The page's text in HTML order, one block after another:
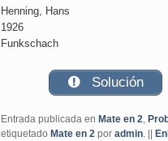
Henning, Hans
1926
Funkschach
Solución
Entrada publicada en Mate en 2,
etiquetado Mate en 2por admin. ||